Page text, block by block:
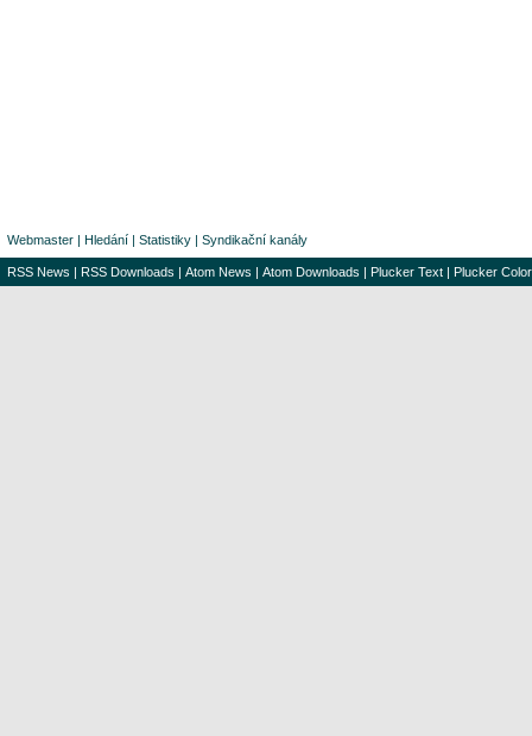
Webmaster | Hledání | Statistiky | Syndikační kanály
RSS News | RSS Downloads | Atom News | Atom Downloads | Plucker Text | Plucker Color